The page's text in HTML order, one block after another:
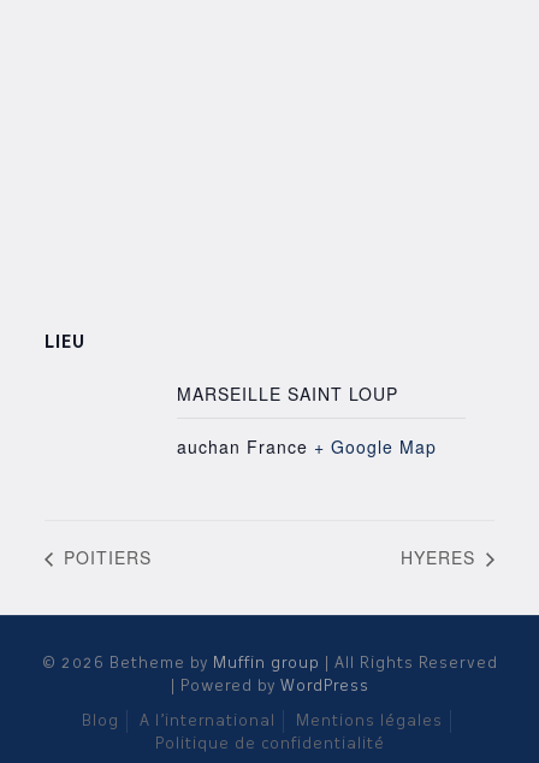
LIEU
MARSEILLE SAINT LOUP
auchan France + Google Map
POITIERS HYERES
© 2026 Betheme by Muffin group
| All Rights Reserved
| Powered by WordPress
Blog A l’international
Mentions légales
Politique de confidentialité